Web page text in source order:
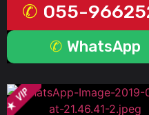
055-
WhatsApp